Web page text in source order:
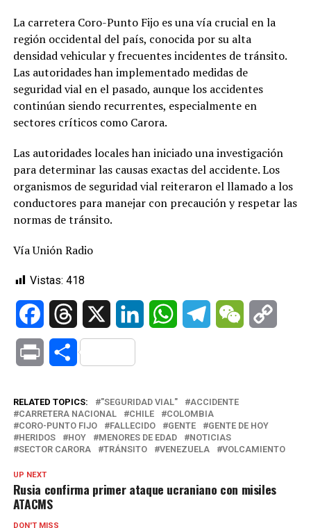
La carretera Coro-Punto Fijo es una vía crucial en la
región occidental del país, conocida por su alta
densidad vehicular y frecuentes incidentes de tránsito.
Las autoridades han implementado medidas de
seguridad vial en el pasado, aunque los accidentes
continúan siendo recurrentes, especialmente en
sectores críticos como Carora.
Las autoridades locales han iniciado una investigación
para determinar las causas exactas del accidente. Los
organismos de seguridad vial reiteraron el llamado a los
conductores para manejar con precaución y respetar las
normas de tránsito.
Vía Unión Radio
Vistas: 418
FacebookThreads LinkedIn WhatsAppTelegramWeChat
Print Compartir
RELATED TOPICS: "SEGURIDAD VIAL"
ACCIDENTE
CARRETERA NACIONAL
CHILE
COLOMBIA
CORO-PUNTO FIJO
FALLECIDO GENTE
GENTE DE HOY
HERIDOS
HOY MENORES DE EDAD
NOTICIAS
SECTOR CARORA
TRÁNSITO VENEZUELA VOLCAMIENTO
UP NEXT
Rusia confirma primer ataque ucraniano con misiles
ATACMS
DON'T MISS